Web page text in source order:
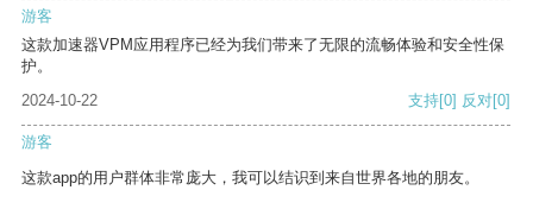
游客
这款加速器VPM应用程序已经为我们带来了无限的流畅体验和安全性保
护。
2024-10-22
支持[0] 反对[0]
游客
这款app的用户群体非常庞大，我可以结识到来自世界各地的朋友。